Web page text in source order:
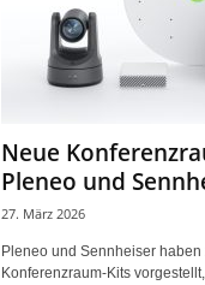
Neue
Pleneo und
27. März 2026
Pleneo und Sennheiser
Konferenzraum-Kits